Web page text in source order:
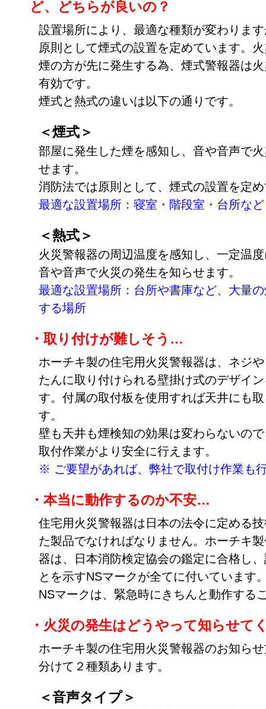
ど、どちらが良いの？
設置場所により、最適な種類が変わりま
原則として煙式の設置を定めています。
煙の方が先に発生する為、煙式警報器は
有効です。
煙式と熱式の違いは以下の通りです。
＜煙式＞
部屋に発生した煙を感知し、音や音声で
せます。
消防法では原則として、煙式の設置を定
最適な設置場所：寝室・階段室・台所など
＜熱式＞
火災警報器の周辺温度を感知し、一定温
音や音声で火災の発生を知らせます。
最適な設置場所：台所や書庫など、大量
する場所
・取り付けが難しそう…
ホーチキ製の住宅用火災警報器は、ネジ
たんに取り付けられる壁掛け式のデザイ
す。付属の取付板を使用すれば天井にも
す。
壁も天井も煙検知の効果は変わらないの
取付作業がより安全に行えます。
※ ご要望があれば、弊社で取付け作業も
・本当に動作するのか不安…
住宅用火災警報器は日本の法令に定める
た製品でなければなりません。ホーチキ
器は、日本消防検定協会の鑑定に合格し
とを示すNSマークが全てに付いています
NSマークは、緊急時にきちんと動作する
・火災の発生はどうやって知らせて
ホーチキ製の住宅用火災警報器のお知ら
分けて２種類あります。
＜音声タイプ＞